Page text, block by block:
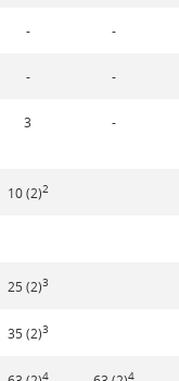
- -
- -
3 -
10 (2)2
25 (2)3
35 (2)3
4 4